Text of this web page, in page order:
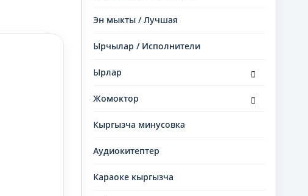
Эн мыкты / Лучшая
Ырчылар / Исполнители
Ырлар
дочернее
Жомоктор
дочернее
Кыргызча минусовка
Аудиокитептер
Караоке кыргызча